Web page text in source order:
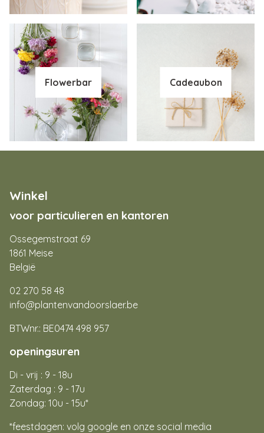
Flowerbar Cadeaubon
Winkel
voor particulieren en kantoren
Ossegemstraat 69
1861 Meise
België
02 270 58 48
info@plantenvandoorslaer.be
BTWnr.: BE0474 498 957
openingsuren
Di - vrij : 9 - 18u
Zaterdag : 9 - 17u
Zondag: 10u - 15u*
*feestdagen: volg google en onze social media